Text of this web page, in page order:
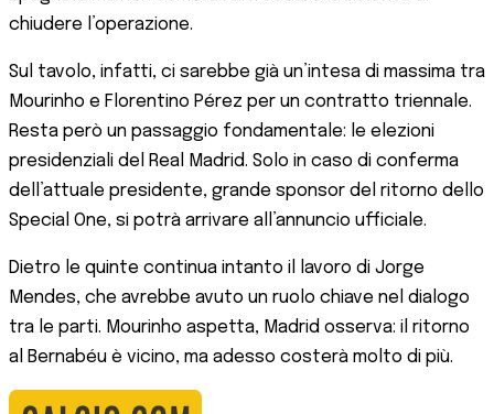
chiudere l’operazione.
Sul tavolo, infatti, ci sarebbe già un’intesa di massima tra
Mourinho e Florentino Pérez per un contratto triennale.
Resta però un passaggio fondamentale: le elezioni
presidenziali del Real Madrid. Solo in caso di conferma
dell’attuale presidente, grande sponsor del ritorno dello
Special One, si potrà arrivare all’annuncio ufficiale.
Dietro le quinte continua intanto il lavoro di Jorge
Mendes, che avrebbe avuto un ruolo chiave nel dialogo
tra le parti. Mourinho aspetta, Madrid osserva: il ritorno
al Bernabéu è vicino, ma adesso costerà molto di più.